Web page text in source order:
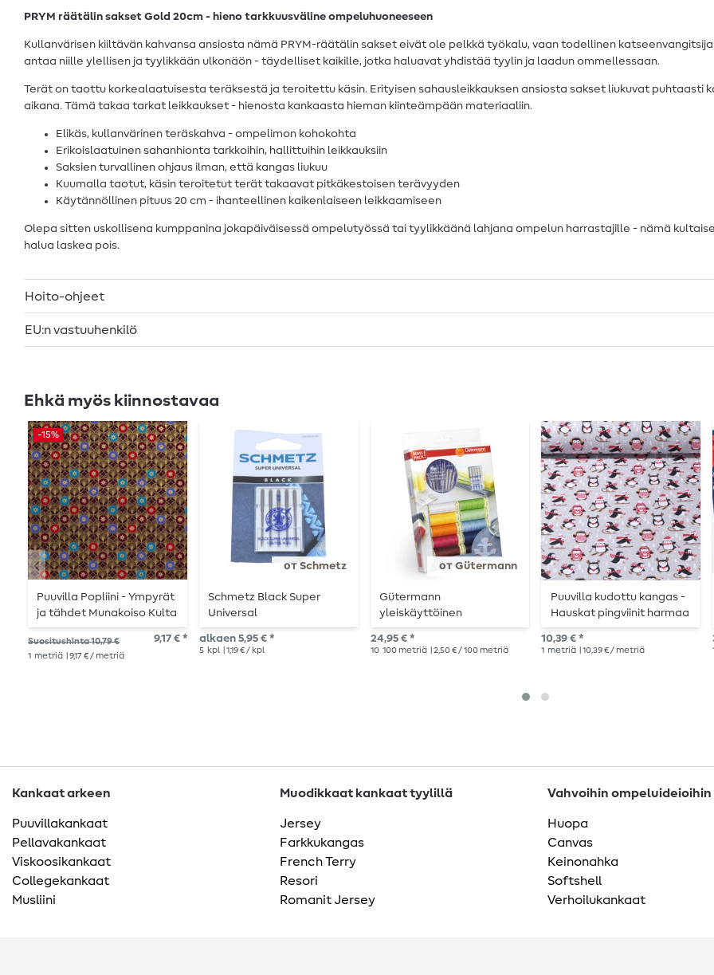
PRYM räätälin sakset Gold 20cm - hieno tarkkuusväline ompeluhuoneeseen
Kullanvärisen kiiltävän kahvansa ansiosta nämä PRYM-räätälin sakset eivät ole pelkkä työkalu, vaan todellinen
antaa niille ylellisen ja tyylikkään ulkonäön - täydelliset kaikille, jotka haluavat yhdistää tyylin ja laadun ommellessaan.
Terät on taottu korkealaatuisesta teräksestä ja teroitettu käsin. Erityisen sahausleikkauksen ansiosta sakset liukuvat puhtaasti
aikana. Tämä takaa tarkat leikkaukset - hienosta kankaasta hieman kiinteämpään materiaaliin.
Elikäs, kullanvärinen teräskahva - ompelimon kohokohta
Erikoislaatuinen sahanhionta tarkkoihin, hallittuihin leikkauksiin
Saksien turvallinen ohjaus ilman, että kangas liukuu
Kuumalla taotut, käsin teroitetut terät takaavat pitkäkestoisen terävyyden
Käytännöllinen pituus 20 cm - ihanteellinen kaikenlaiseen leikkaamiseen
Olepa sitten uskollisena kumppanina jokapäiväisessä ompelutyössä tai tyylikkäänä lahjana ompelun harrastajille - nämä
halua laskea pois.
Hoito-ohjeet
EU:n vastuuhenkilö
Ehkä myös kiinnostavaa
-15%
Puuvilla Popliini - Ympyrät
ja tähdet Munakoiso Kulta
Suositushinta 10,79 € 9,17 € *
1 metriä | 9,17 € / metriä
от Schmetz
Schmetz Black Super
Universal
ompelukoneenneulat
alkaen 5,95 € *
5 kpl | 1,19 € / kpl
от Gütermann
Gütermann
yleiskäyttöinen
ompelulankasarja
ompeluneuloilla
24,95 € *
10 100 metriä | 2,50 € / 100 metriä
Puuvilla kudottu kangas -
Hauskat pingviinit harmaa
10,39 € *
1 metriä | 10,39 € / metriä
Kankaat arkeen
Puuvillakankaat
Pellavakankaat
Viskoosikankaat
Collegekankaat
Musliini
Muodikkaat kankaat tyylillä
Jersey
Farkkukangas
French Terry
Resori
Romanit Jersey
Vahvoihin ompeluideioihin
Huopa
Canvas
Keinonahka
Softshell
Verhoilukankaat